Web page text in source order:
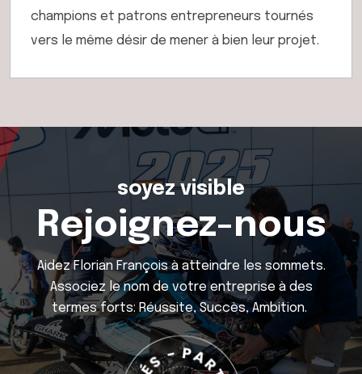
champions et patrons entrepreneurs tournés
vers le même désir de mener à bien leur projet.
soyez visible
Rejoignez-nous
Aidez Florian François à atteindre les sommets.
Associez le nom de votre entreprise à des
termes forts: Réussite, Succès, Ambition.